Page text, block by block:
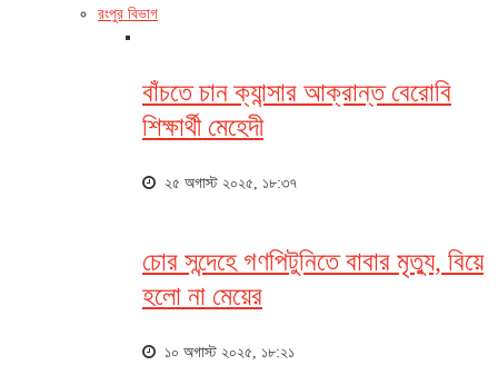
রংপুর বিভাগ
বাঁচতে চান ক্যান্সার আক্রান্ত বেরোবি
শিক্ষার্থী মেহেদী
২৫ অগাস্ট ২০২৫, ১৮:৩৭
চোর সন্দেহে গণপিটুনিতে বাবার মৃত্যু, বিয়ে
হলো না মেয়ের
১০ অগাস্ট ২০২৫, ১৮:২১